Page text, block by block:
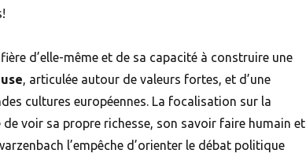
d’elle-même et de sa capacité à construire une
, articulée autour de valeurs fortes, et d’une
cultures européennes. La focalisation sur la
voir sa propre richesse, son savoir faire humain et
l’empêche d’orienter le débat politique